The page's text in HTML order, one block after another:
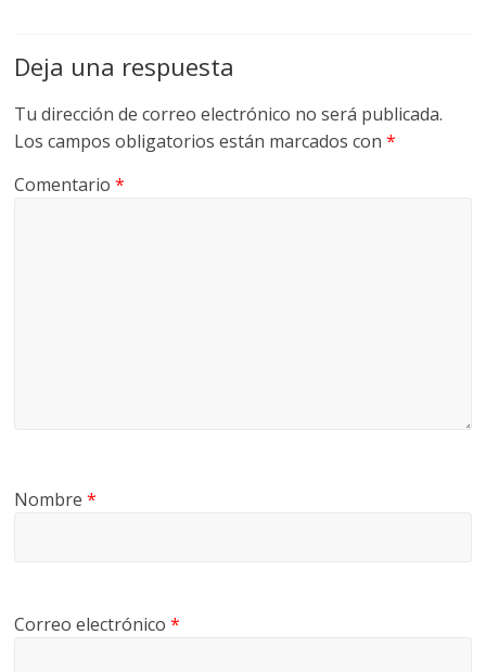
Deja una respuesta
Tu dirección de correo electrónico no será publicada.
Los campos obligatorios están marcados con*
Comentario*
Nombre*
Correo electrónico*